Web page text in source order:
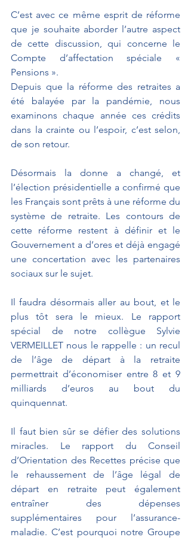
C’est avec ce même esprit de réforme
que je souhaite aborder l’autre aspect
de cette discussion, qui concerne le
Compte d’affectation spéciale «
Pensions ».
Depuis que la réforme des retraites a
été balayée par la pandémie, nous
examinons chaque année ces crédits
dans la crainte ou l’espoir, c’est selon,
de son retour.
Désormais la donne a changé, et
l’élection présidentielle a confirmé que
les Français sont prêts à une réforme du
système de retraite. Les contours de
cette réforme restent à définir et le
Gouvernement a d’ores et déjà engagé
une concertation avec les partenaires
sociaux sur le sujet.
Il faudra désormais aller au bout, et le
plus tôt sera le mieux. Le rapport
spécial de notre collègue Sylvie
VERMEILLET nous le rappelle : un recul
de l’âge de départ à la retraite
permettrait d’économiser entre 8 et 9
milliards d’euros au bout du
quinquennat.
Il faut bien sûr se défier des solutions
miracles. Le rapport du Conseil
d’Orientation des Recettes précise que
le rehaussement de l’âge légal de
départ en retraite peut également
entraîner des dépenses
supplémentaires pour l’assurance-
maladie. C’est pourquoi notre Groupe